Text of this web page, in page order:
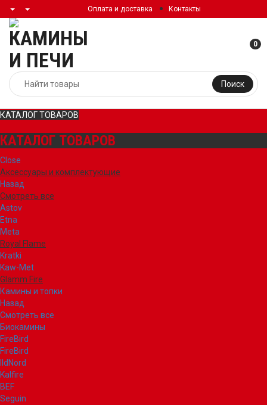
Оплата и доставка Контакты
Поиск
0
КАТАЛОГ ТОВАРОВ
КАТАЛОГ ТОВАРОВ
Close
Аксессуары и комплектующие
Назад
Смотреть все
Astov
Etna
Meta
Royal Flame
Kratki
Kaw-Met
Glamm Fire
Камины и топки
Назад
Смотреть все
Биокамины
FireBird
FireBird
IldNord
Kalfire
BEF
Seguin